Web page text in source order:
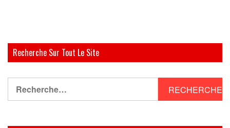
Recherche Sur Tout Le Site